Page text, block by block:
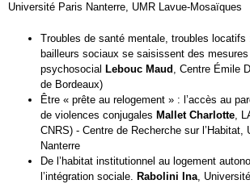
Université Paris Nanterre, UMR Lavue-Mosaïques
Troubles de santé mentale, troubles locatifs
bailleurs sociaux se saisissent des mesures
psychosocial Lebouc Maud , Centre Émile
de Bordeaux)
Être « prête au relogement » : l’accès au
de violences conjugales Mallet Charlotte
CNRS) - Centre de Recherche sur l’Habitat,
Nanterre
De l’habitat institutionnel au logement
l’intégration sociale. Rabolini Ina ,